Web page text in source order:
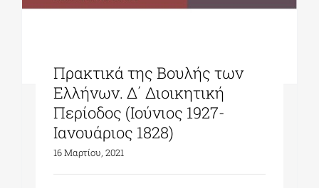
Πρακτικά της Βουλής των
Ελλήνων. Δ΄ Διοικητική
Περίοδος (Ιούνιος 1927-
Ιανουάριος 1828)
16 Μαρτίου, 2021